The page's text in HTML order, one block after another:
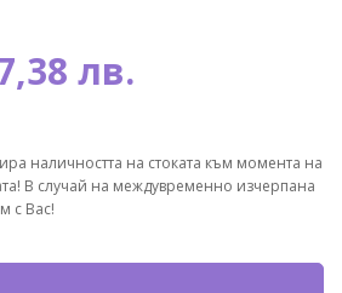
лв.
наличността на стоката към момента на
В случай на междувременно изчерпана
с Вас!